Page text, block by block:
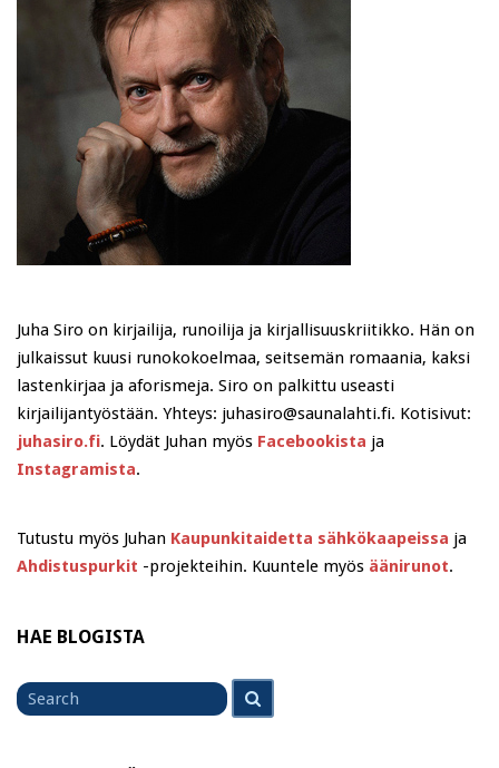
Juha Siro on kirjailija, runoilija ja kirjallisuuskriitikko. Hän on
julkaissut kuusi runokokoelmaa, seitsemän romaania, kaksi
lastenkirjaa ja aforismeja. Siro on palkittu useasti
kirjailijantyöstään. Yhteys: juhasiro@saunalahti.fi. Kotisivut:
juhasiro.fi. Löydät Juhan myös Facebookista ja
Instagramista.
Tutustu myös Juhan Kaupunkitaidetta sähkökaapeissa ja
Ahdistuspurkit -projekteihin. Kuuntele myös äänirunot.
HAE BLOGISTA
Search
for